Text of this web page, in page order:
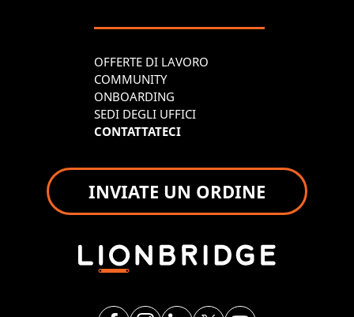
OFFERTE DI LAVORO
COMMUNITY
ONBOARDING
SEDI DEGLI UFFICI
CONTATTATECI
INVIATE UN ORDINE